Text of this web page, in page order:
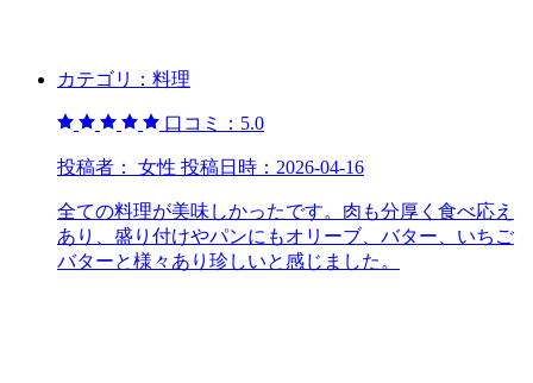
カテゴリ： 料理
口コミ： 5.0
投稿者： 女性 投稿日時： 2026-04-16
全ての料理が美味しかったです。肉も分厚く食べ応え
あり、盛り付けやパンにもオリーブ、バター、いちご
バターと様々あり珍しいと感じました。